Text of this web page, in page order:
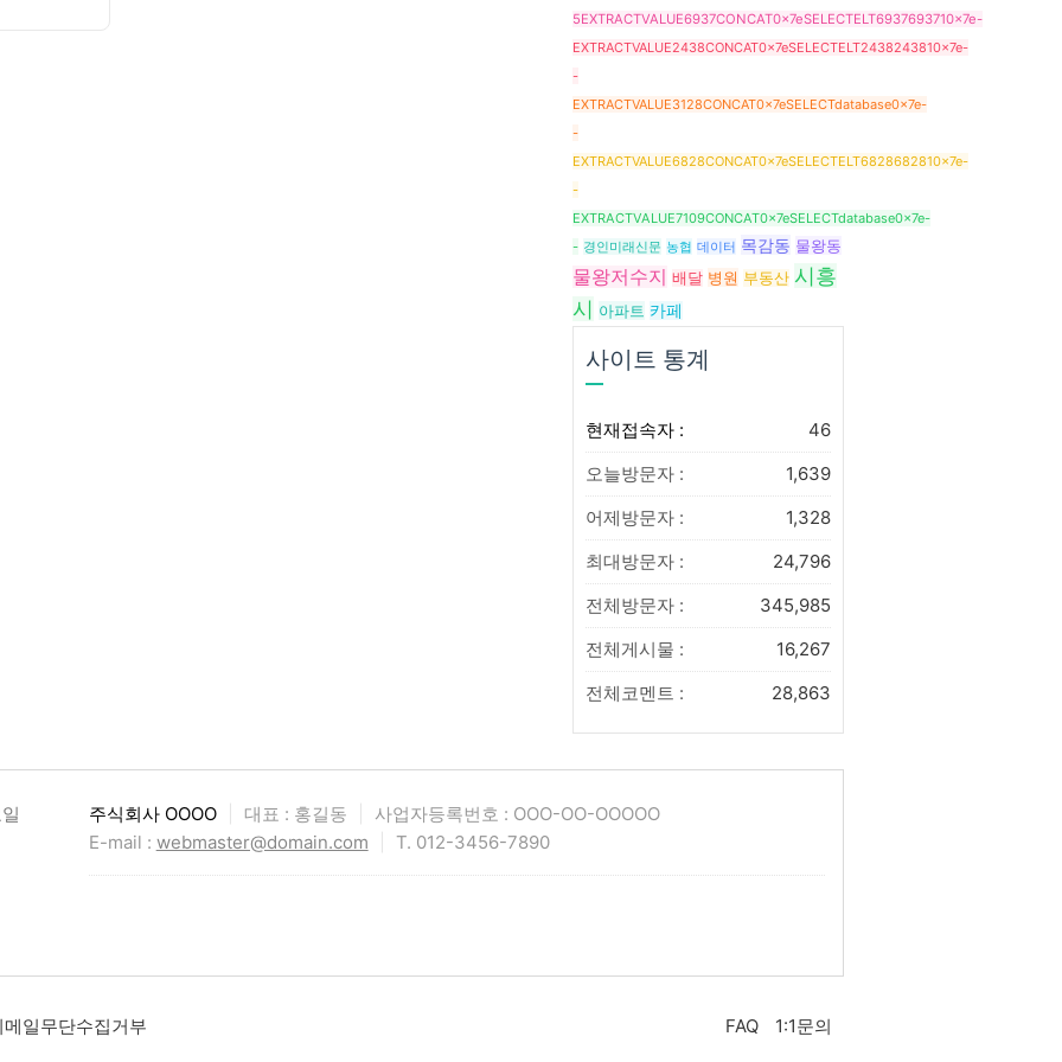
5EXTRACTVALUE6937CONCAT0x7eSELECTELT6937693710x7e-
EXTRACTVALUE2438CONCAT0x7eSELECTELT2438243810x7e-
-
EXTRACTVALUE3128CONCAT0x7eSELECTdatabase0x7e-
-
EXTRACTVALUE6828CONCAT0x7eSELECTELT6828682810x7e-
-
EXTRACTVALUE7109CONCAT0x7eSELECTdatabase0x7e-
- 경인미래신문 농협 데이터 목감동 물왕동
물왕저수지 배달 병원 부동산 시흥
시 아파트 카페
사이트 통계
현재접속자 :
46
오늘방문자 :
1,639
어제방문자 :
1,328
최대방문자 :
24,796
전체방문자 :
345,985
전체게시물 :
16,267
전체코멘트 :
28,863
주식회사 OOOO 대표 : 홍길동
사업자등록번호 : OOO-OO-OOOOO
E-mail : webmaster@domain.com T. 012-3456-7890
메일무단수집거부 FAQ 1:1문의